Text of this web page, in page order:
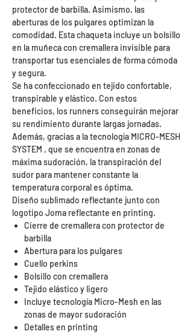
protector de barbilla. Asimismo, las
aberturas de los pulgares optimizan la
comodidad. Esta chaqueta incluye un bolsillo
en la muñeca con cremallera invisible para
transportar tus esenciales de forma cómoda
y segura.
Se ha confeccionado en tejido confortable,
transpirable y elástico. Con estos
beneficios, los runners conseguirán mejorar
su rendimiento durante largas jornadas.
Además, gracias a la tecnología MICRO-MESH
SYSTEM , que se encuentra en zonas de
máxima sudoración, la transpiración del
sudor para mantener constante la
temperatura corporal es óptima.
Diseño sublimado reflectante junto con
logotipo Joma reflectante en printing.
Cierre de cremallera con protector de
barbilla
Abertura para los pulgares
Cuello perkins
Bolsillo con cremallera
Tejido elástico y ligero
Incluye tecnología Micro-Mesh en las
zonas de mayor sudoración
Detalles en printing